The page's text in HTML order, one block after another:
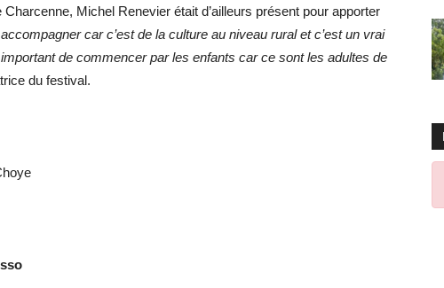
Michel Renevier était d’ailleurs présent pour apporter
car c’est de la culture au niveau rural et c’est un vrai
important de commencer par les enfants car ce sont les adultes de
du festival.